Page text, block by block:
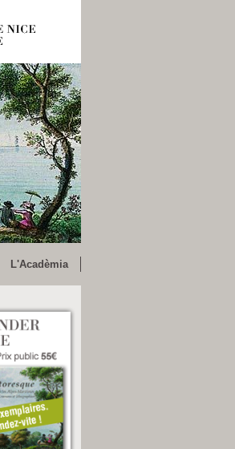
L'Acadèmia